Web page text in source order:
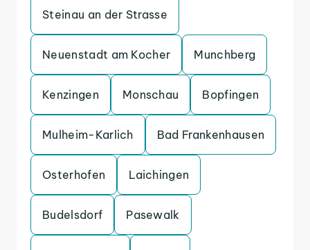
Steinau an der Strasse
Neuenstadt am Kocher Munchberg
Kenzingen Monschau Bopfingen
Mulheim-Karlich Bad Frankenhausen
Osterhofen Laichingen
Budelsdorf Pasewalk